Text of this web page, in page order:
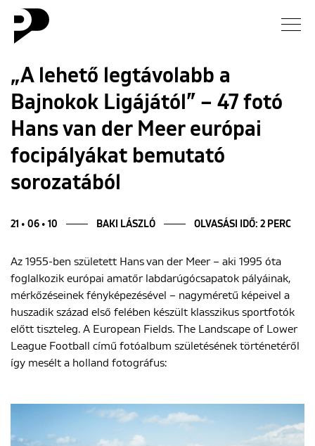
Hírek
Galéria
Blog
Rólunk
ENGLISH
„A lehető legtávolabb a
Bajnokok Ligájától” – 47 fotó
Hans van der Meer európai
focipályákat bemutató
sorozatából
21 • 06 • 10 BAKI LÁSZLÓ OLVASÁSI IDŐ: 2 PERC
Az 1955-ben született Hans van der Meer – aki 1995 óta
foglalkozik európai amatőr labdarúgócsapatok pályáinak,
mérkőzéseinek fényképezésével – nagyméretű képeivel a
huszadik század első felében készült klasszikus sportfotók
előtt tiszteleg. A European Fields. The Landscape of Lower
League Football című fotóalbum születésének történetéről
így mesélt a holland fotográfus: